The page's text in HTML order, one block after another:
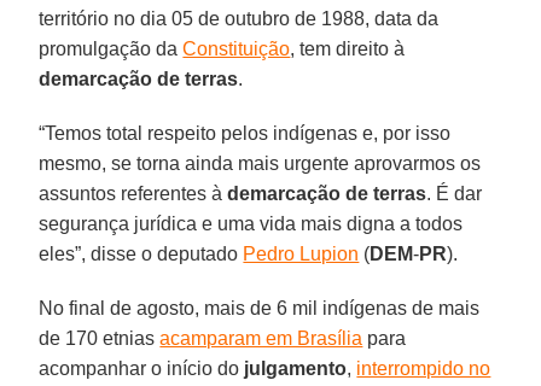
território no dia 05 de outubro de 1988, data da
promulgação daConstituição, tem direito à
demarcação de terras.
“Temos total respeito pelos indígenas e, por isso
mesmo, se torna ainda mais urgente aprovarmos os
assuntos referentes àdemarcação de terras. É dar
segurança jurídica e uma vida mais digna a todos
eles”, disse o deputado Pedro Lupion (DEM-PR).
No final de agosto, mais de 6 mil indígenas de mais
de 170 etniasacamparam em Brasília para
acompanhar o início do julgamento, interrompido no